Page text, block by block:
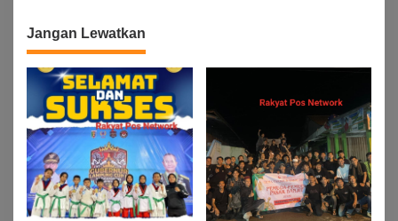
Demi Selamatkan Nyawa
Bocah 7 Tahun
Jangan Lewatkan